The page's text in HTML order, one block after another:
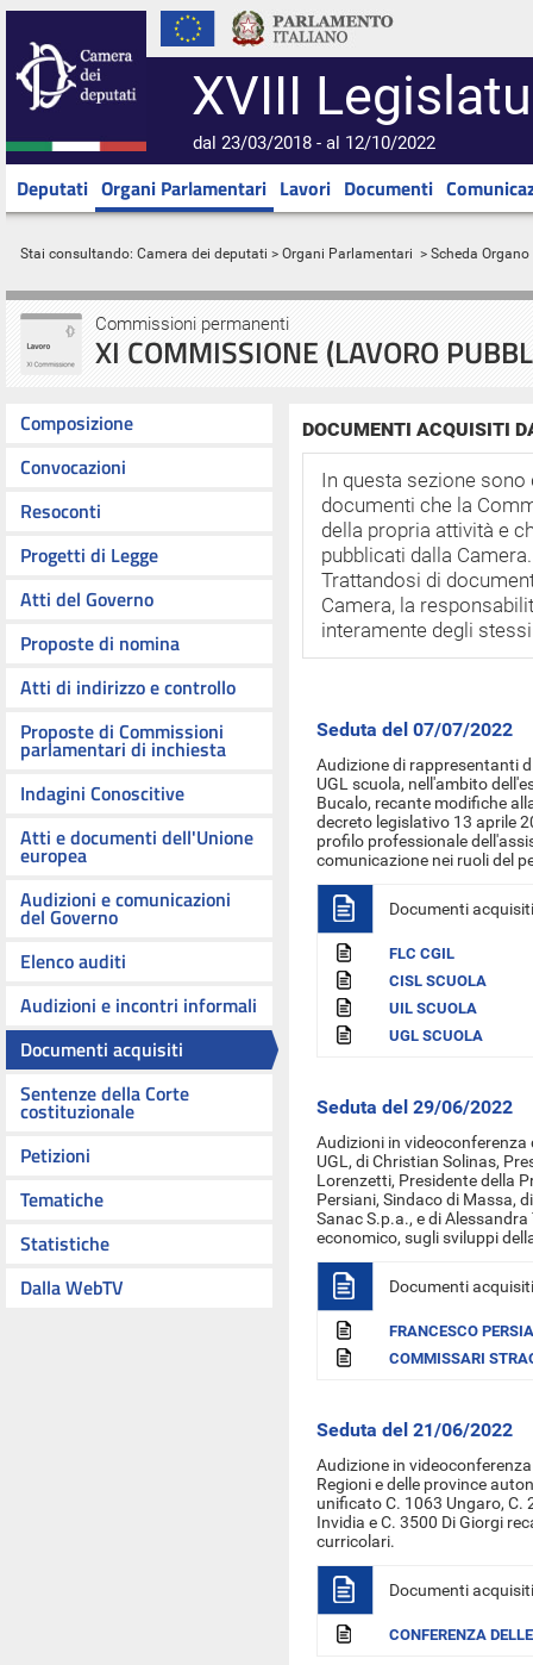
XVIII
dal 23/03/2018 - al 12/10/2022
Deputati Organi Parlamentari Lavori Documenti
Stai consultando: Camera dei deputati > Organi Parlamentari > Scheda Organo
Commissioni permanenti
XI COMMISSIONE (LAVORO
Composizione
Convocazioni
Resoconti
Progetti di Legge
Atti del Governo
Proposte di nomina
Atti di indirizzo e controllo
Proposte di Commissioni
parlamentari di inchiesta
Indagini Conoscitive
Atti e documenti dell'Unione
europea
Audizioni e comunicazioni
del Governo
Elenco auditi
Audizioni e incontri informali
Documenti acquisiti
Sentenze della Corte
costituzionale
Petizioni
Tematiche
Statistiche
Dalla WebTV
DOCUMENTI ACQUISITI
In questa sezione
documenti che la
della propria attività e
pubblicati dalla Camera.
Trattandosi di
Camera, la
interamente degli
Seduta del 07/07/2022
Audizione di rappresentanti
UGL scuola, nell'ambito
Bucalo, recante modifiche
decreto legislativo 13 aprile
profilo professionale
comunicazione nei ruoli del
Documenti acquisiti
FLC CGIL
CISL SCUOLA
UIL SCUOLA
UGL SCUOLA
Seduta del 29/06/2022
Audizioni in videoconferenza
UGL, di Christian Solinas,
Lorenzetti, Presidente della
Persiani, Sindaco di Massa,
Sanac S.p.a., e di Alessandra
economico, sugli sviluppi
Documenti acquisiti
FRANCESCO
COMMISSARI
Seduta del 21/06/2022
Audizione in
Regioni e delle province
unificato C. 1063 Ungaro, C.
Invidia e C. 3500 Di Giorgi
curricolari.
Documenti acquisiti
CONFERENZA